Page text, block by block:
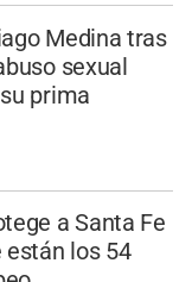
Medina tras
sexual
prima
a Santa Fe
están los 54